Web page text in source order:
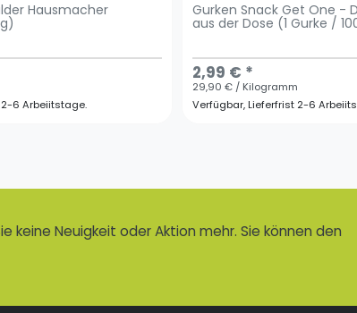
Hausmacher
6 Arbeiitstage.
Gurken Snack Get One -
aus der Dose (1 Gurke /
2,99 € *
29,90 € / Kilogramm
Verfügbar, Lieferfrist 2-6
keine Neuigkeit oder Aktion mehr. Sie können den